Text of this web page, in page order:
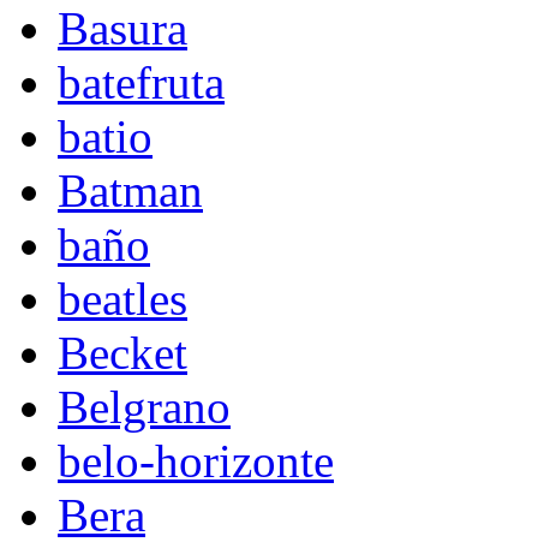
Basura
batefruta
batio
Batman
baño
beatles
Becket
Belgrano
belo-horizonte
Bera